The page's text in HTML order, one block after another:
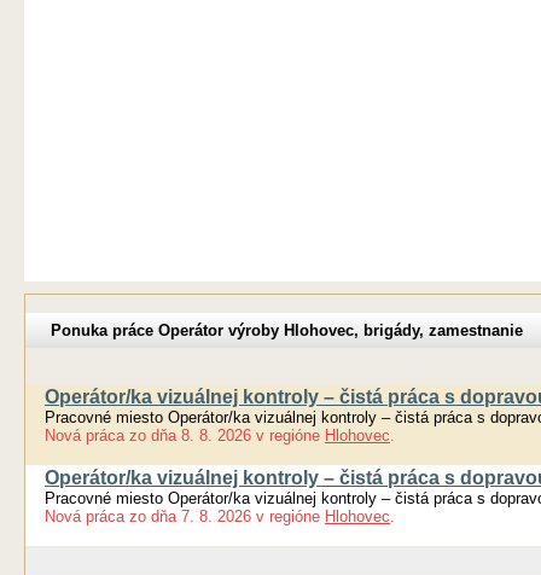
Ponuka práce Operátor výroby Hlohovec, brigády, zamestnanie
Operátor/ka vizuálnej kontroly – čistá práca s
Pracovné miesto Operátor/ka vizuálnej kontroly – čistá práca s
Nová práca zo dňa 8. 8. 2026 v regióne Hlohovec.
Operátor/ka vizuálnej kontroly – čistá práca s
Pracovné miesto Operátor/ka vizuálnej kontroly – čistá práca s
Nová práca zo dňa 7. 8. 2026 v regióne Hlohovec.